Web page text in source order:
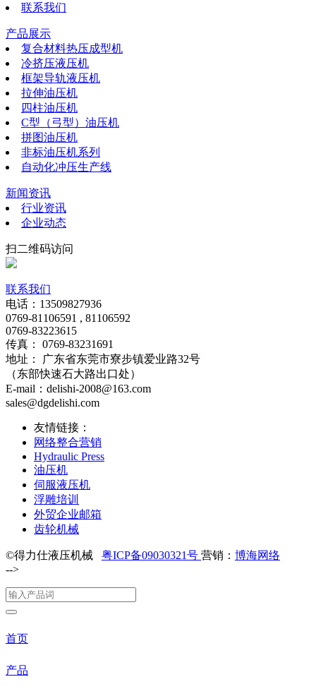
联系我们
产品展示
复合材料热压成型机
冷挤压液压机
框架导轨液压机
拉伸油压机
四柱油压机
C型（弓型）油压机
拼图油压机
非标油压机系列
自动化冲压生产线
新闻资讯
行业资讯
企业动态
扫二维码访问
联系我们
电话：13509827936
0769-81106591 , 81106592
0769-83223615
传真： 0769-83231691
地址： 广东省东莞市寮步镇爱业路32号
（东部快速石大路出口处）
E-mail：delishi-2008@163.com
sales@dgdelishi.com
友情链接：
网络整合营销
Hydraulic Press
油压机
伺服液压机
浮雕培训
外贸企业邮箱
齿轮机械
©得力仕液压机械 粤ICP备09030321号 营销： 博海网络
-->
首页
产品